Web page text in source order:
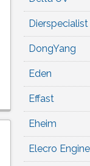
Dierspecialist
DongYang
Eden
Effast
Eheim
Elecro